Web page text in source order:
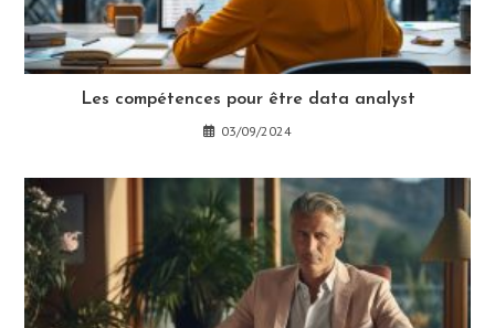
Les compétences pour être data analyst
03/09/2024